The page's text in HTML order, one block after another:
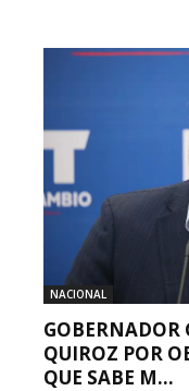
NACIONAL
GOBERNADOR
QUIROZ POR
QUE SABE M...